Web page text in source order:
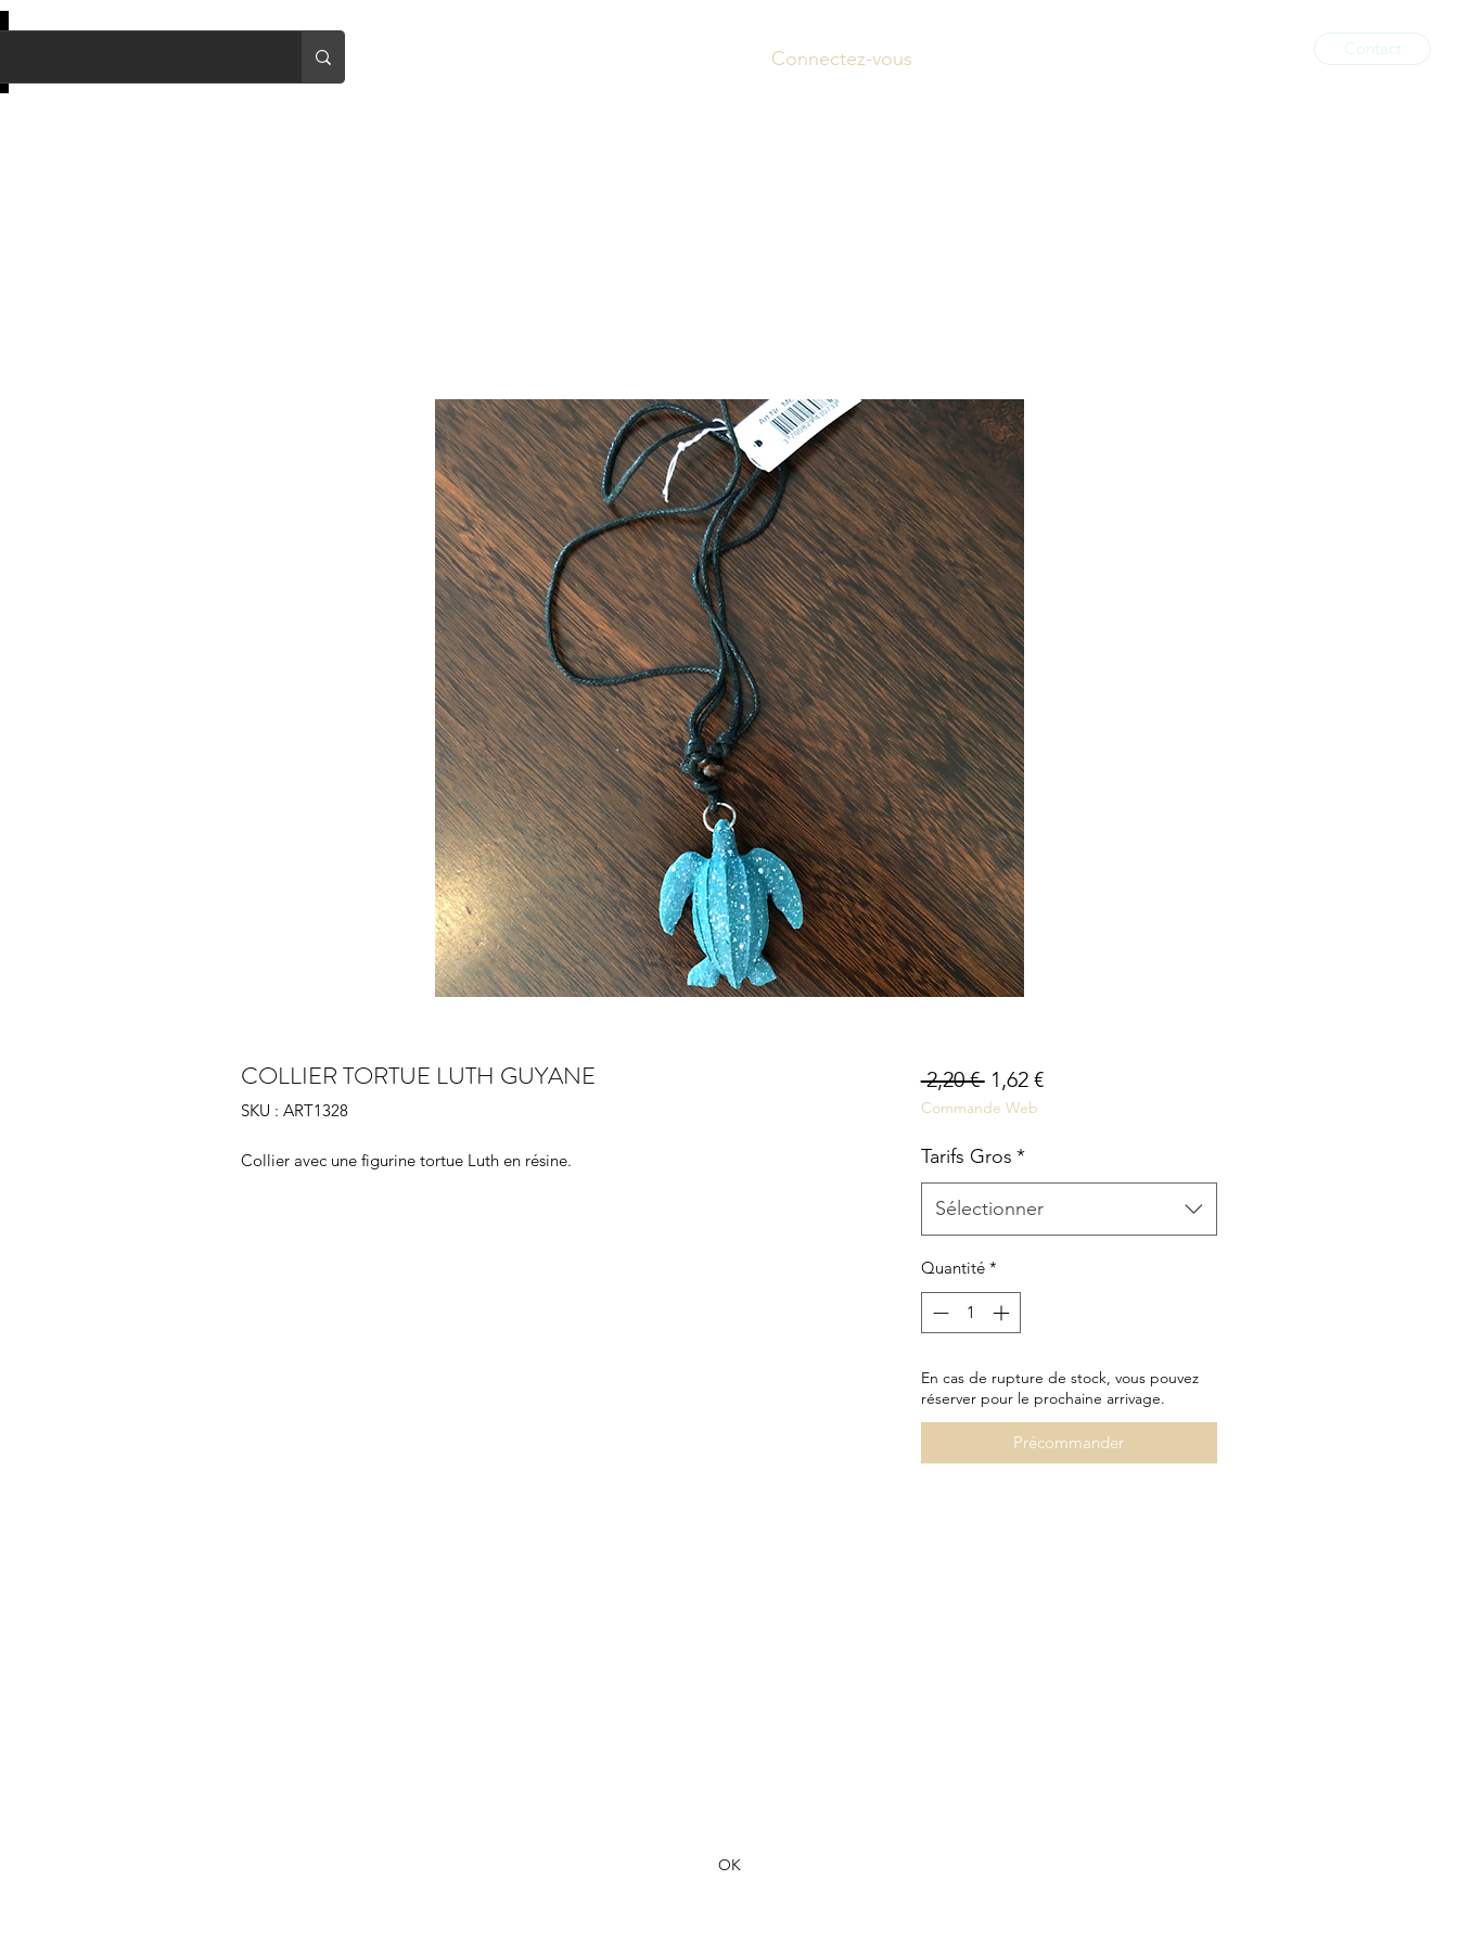
Connectez-vous Contact
COLLIER TORTUE LUTH GUYANE
SKU : ART1328
Collier avec une figurine tortue Luth en résine.
2,20 € Prix
original
1,62 €Prix
Commande Web
Tarifs Gros *
Sélectionner
Quantité *
En cas de rupture de stock, vous pouvez
réserver pour le prochaine arrivage.
Précommander
OK